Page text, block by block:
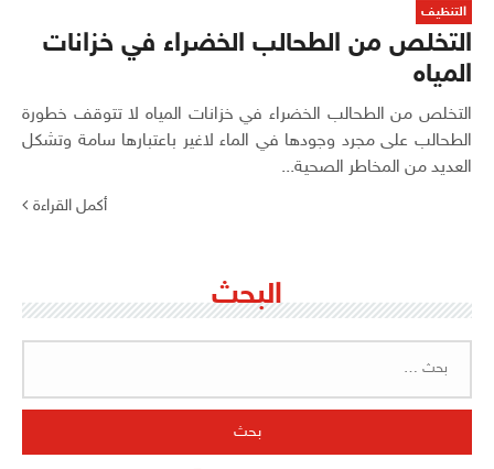
التنظيف
التخلص من الطحالب الخضراء في خزانات
المياه
التخلص من الطحالب الخضراء في خزانات المياه لا تتوقف خطورة
الطحالب على مجرد وجودها في الماء لاغير باعتبارها سامة وتشكل
العديد من المخاطر الصحية...
أكمل القراءة
البحث